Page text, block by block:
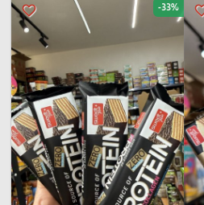
favorite_border -33%